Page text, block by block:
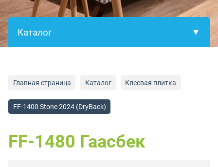
Главная страница Каталог Клеевая плитка
FF-1400 Stone 2024 (DryBack)
FF-1480 Гаасбек